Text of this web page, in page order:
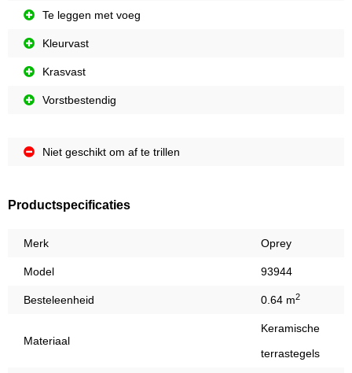
Te leggen met voeg
Kleurvast
Krasvast
Vorstbestendig
Niet geschikt om af te trillen
Productspecificaties
Merk Oprey
Model 93944
Besteleenheid 0.64 m2
Materiaal
Keramische
terrastegels